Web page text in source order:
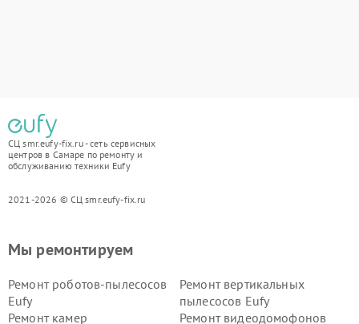
СЦ smr.eufy-fix.ru - сеть сервисных
центров в Самаре по ремонту и
обслуживанию техники Eufy
2021-2026 © СЦ smr.eufy-fix.ru
Мы ремонтируем
Ремонт роботов-пылесосов
Eufy
Ремонт вертикальных
пылесосов Eufy
Ремонт камер
Ремонт видеодомофонов